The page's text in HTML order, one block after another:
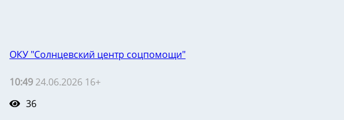
ОКУ "Солнцевский центр соцпомощи"
10:49 24.06.2026 16+
36